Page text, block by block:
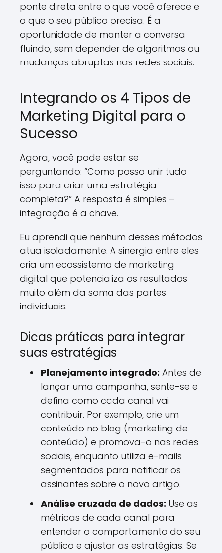
ponte direta entre o que você oferece e
o que o seu público precisa. É a
oportunidade de manter a conversa
fluindo, sem depender de algoritmos ou
mudanças abruptas nas redes sociais.
Integrando os 4 Tipos de
Marketing Digital para o
Sucesso
Agora, você pode estar se
perguntando: “Como posso unir tudo
isso para criar uma estratégia
completa?” A resposta é simples –
integração é a chave.
Eu aprendi que nenhum desses métodos
atua isoladamente. A sinergia entre eles
cria um ecossistema de marketing
digital que potencializa os resultados
muito além da soma das partes
individuais.
Dicas práticas para integrar
suas estratégias
Planejamento integrado: Antes de
lançar uma campanha, sente-se e
defina como cada canal vai
contribuir. Por exemplo, crie um
conteúdo no blog (marketing de
conteúdo) e promova-o nas redes
sociais, enquanto utiliza e-mails
segmentados para notificar os
assinantes sobre o novo artigo.
Análise cruzada de dados: Use as
métricas de cada canal para
entender o comportamento do seu
público e ajustar as estratégias. Se